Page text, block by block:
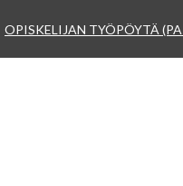
OPISKELIJAN TYÖPÖYTÄ